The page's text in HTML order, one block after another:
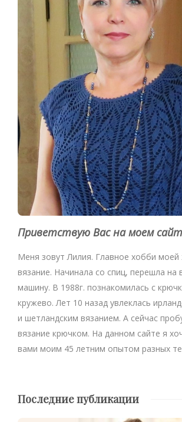
Приветствую Вас на моем
Меня зовут Лилия. Главное хобби моей
вязание. Начинала со спиц, перешла на
машину. В 1988г. познакомилась с
кружево. Лет 10 назад увлеклась
и шетландским вязанием. А сейчас
вязание крючком. На данном сайте я
вами моим 45 летним опытом разных
Последние публикации